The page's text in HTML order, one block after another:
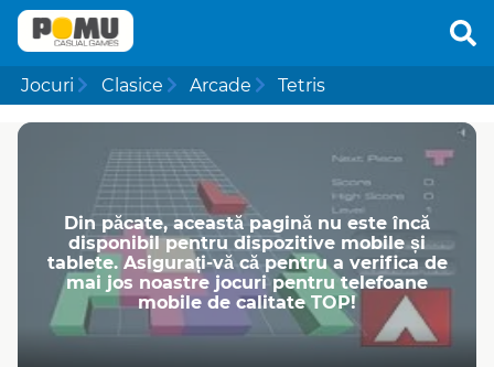
Jocuri Clasice Arcade Tetris
Din păcate, această pagină nu este încă
disponibil pentru dispozitive mobile și
tablete. Asigurați-vă că pentru a verifica de
mai jos noastre jocuri pentru telefoane
mobile de calitate TOP!